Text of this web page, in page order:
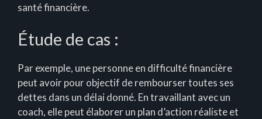
santé financière.
Étude de cas :
Par exemple, une personne en difficulté financière
peut avoir pour objectif de rembourser toutes ses
dettes dans un délai donné. En travaillant avec un
coach, elle peut élaborer un plan d’action réaliste et